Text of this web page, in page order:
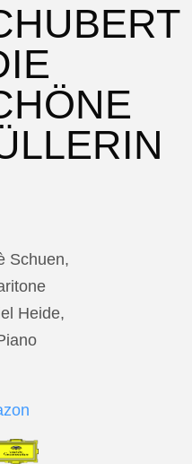
Schuen,
Heide,